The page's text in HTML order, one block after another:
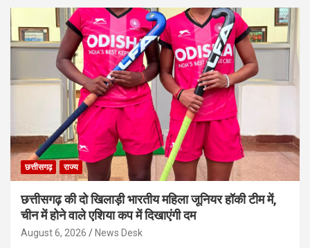
छत्तीसगढ़ राज्य
छत्तीसगढ़ की दो खिलाड़ी भारतीय महिला जूनियर हॉकी टीम में,
चीन में होने वाले एशिया कप में दिखाएंगी दम
August 6, 2026 News Desk